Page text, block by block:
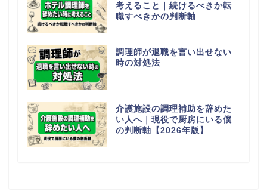
考えること｜続けるべきか転
職すべきかの判断軸
調理師が退職を言い出せない
時の対処法
介護施設の調理補助を辞めた
い人へ｜現役で厨房にいる僕
の判断軸【2026年版】